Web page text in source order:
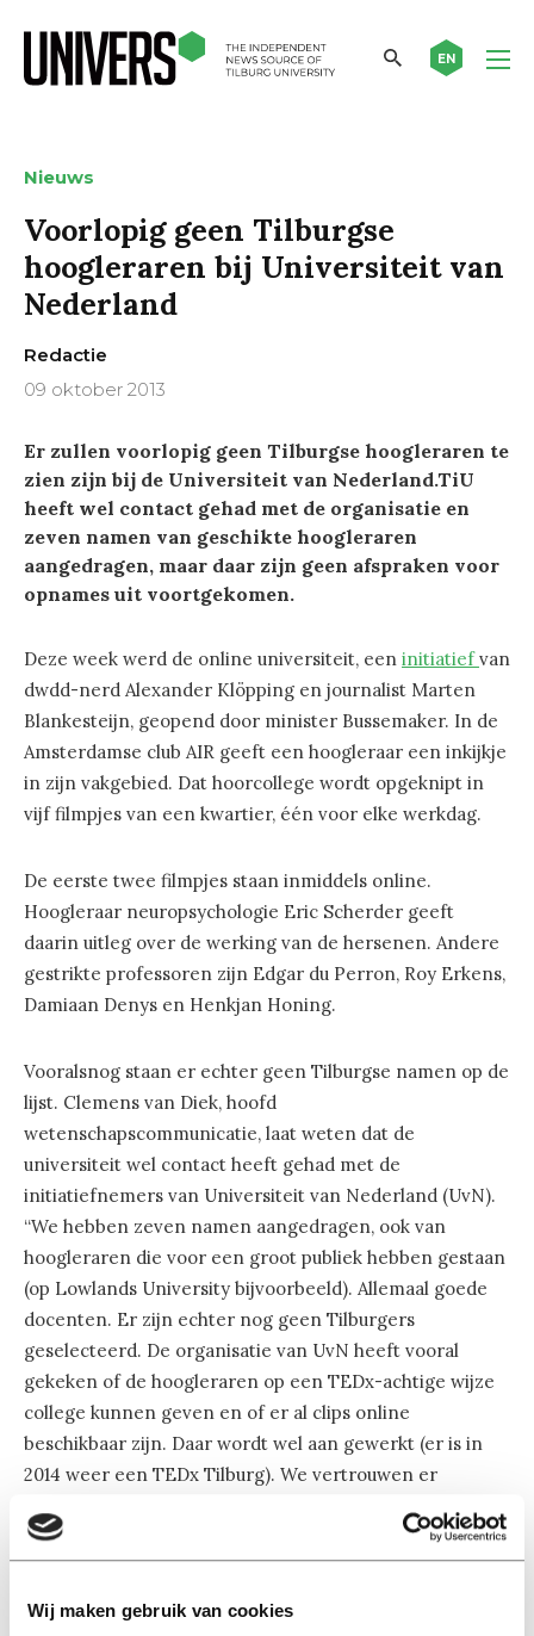
Wij maken gebruik van cookies
EN
Nieuws
Voorlopig geen Tilburgse
hoogleraren bij Universiteit van
Nederland
Redactie
09 oktober 2013
Er zullen voorlopig geen Tilburgse hoogleraren te
zien zijn bij de Universiteit van Nederland.TiU
heeft wel contact gehad met de organisatie en
zeven namen van geschikte hoogleraren
aangedragen, maar daar zijn geen afspraken voor
opnames uit voortgekomen.
Deze week werd de online universiteit, een initiatiefvan
dwdd-nerd Alexander Klöpping en journalist Marten
Blankesteijn, geopend door minister Bussemaker. In de
Amsterdamse club AIR geeft een hoogleraar een inkijkje
in zijn vakgebied. Dat hoorcollege wordt opgeknipt in
vijf filmpjes van een kwartier, één voor elke werkdag.
De eerste twee filmpjes staan inmiddels online.
Hoogleraar neuropsychologie Eric Scherder geeft
daarin uitleg over de werking van de hersenen. Andere
gestrikte professoren zijn Edgar du Perron, Roy Erkens,
Damiaan Denys en Henkjan Honing.
Vooralsnog staan er echter geen Tilburgse namen op de
lijst. Clemens van Diek, hoofd
wetenschapscommunicatie, laat weten dat de
universiteit wel contact heeft gehad met de
initiatiefnemers van Universiteit van Nederland (UvN).
“We hebben zeven namen aangedragen, ook van
hoogleraren die voor een groot publiek hebben gestaan
(op Lowlands University bijvoorbeeld). Allemaal goede
docenten. Er zijn echter nog geen Tilburgers
geselecteerd. De organisatie van UvN heeft vooral
gekeken of de hoogleraren op een TEDx-achtige wijze
college kunnen geven en of er al clips online
beschikbaar zijn. Daar wordt wel aan gewerkt (er is in
2014 weer een TEDx Tilburg). We vertrouwen er
kandidaat selecteert. Topkandidaten met interessante
thema’s genoeg.”